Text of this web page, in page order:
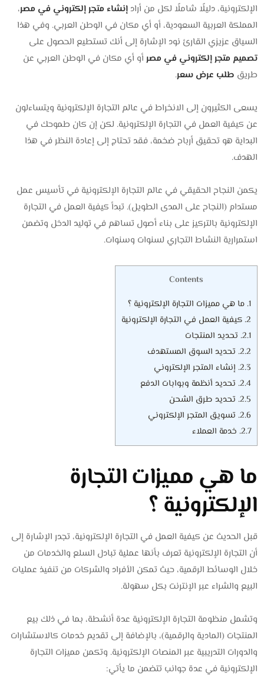
الإلكترونية، دليلًا شاملًا لكل من أرادإنشاء متجر إلكتروني في مصر،
المملكة العربية السعودية، أو أي مكان في الوطن العربي. وفي هذا
السياق عزيزي القارئ نود الإشارة إلى أنك تستطيع الحصول على
تصميم متجر إلكتروني في مصر أو أي مكان في الوطن العربي عن
طريق طلب عرض سعر.
يسعى الكثيرون إلى الانخراط في عالم التجارة الإلكترونية ويتساءلون
عن كيفية العمل في التجارة الإلكترونية. لكن إن كان طموحك في
البداية هو تحقيق أرباح ضخمة، فقد تحتاج إلى إعادة النظر في هذا
الهدف.
يكمن النجاح الحقيقي في عالم التجارة الإلكترونية في تأسيس عمل
مستدام (النجاح على المدى الطويل). تبدأ كيفية العمل في التجارة
الإلكترونية بالتركيز على بناء أصول تساهم في توليد الدخل وتضمن
استمرارية النشاط التجاري لسنوات وسنوات.
Contents
1. ما هي مميزات التجارة الإلكترونية ؟
2. كيفية العمل في التجارة الإلكترونية
2.1. تحديد المنتجات
2.2. تحديد السوق المستهدف
2.3. إنشاء المتجر الإلكتروني
2.4. تحديد أنظمة وبوابات الدفع
2.5. تحديد طرق الشحن
2.6. تسويق المتجر الإلكتروني
2.7. خدمة العملاء
ما هي مميزات التجارة
الإلكترونية ؟
قبل الحديث عن كيفية العمل في التجارة الإلكترونية، تجدر الإشارة إلى
أن التجارة الإلكترونية تعرف بأنها عملية تبادل السلع والخدمات من
خلال الوسائط الرقمية، حيث تمكن الأفراد والشركات من تنفيذ عمليات
البيع والشراء عبر الإنترنت بكل سهولة.
وتشمل منظومة التجارة الإلكترونية عدة أنشطة، بما في ذلك بيع
المنتجات (المادية والرقمية)، بالإضافة إلى تقديم خدمات كالاستشارات
والدورات التدريبية عبر المنصات الإلكترونية. وتكمن مميزات التجارة
الإلكترونية في عدة جوانب تتضمن ما يأتي: